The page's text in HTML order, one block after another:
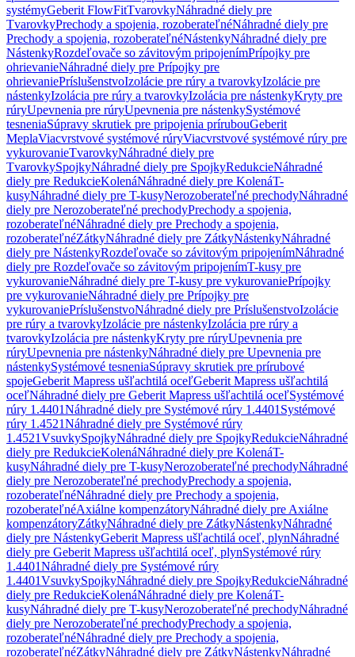
systémyGeberit FlowFitTvarovkyNáhradné diely pre
TvarovkyPrechody a spojenia, rozoberateľnéNáhradné diely pre
Prechody a spojenia, rozoberateľnéNástenkyNáhradné diely pre
NástenkyRozdeľovače so závitovým pripojenímPrípojky pre
ohrievanieNáhradné diely pre Prípojky pre
ohrievaniePríslušenstvoIzolácie pre rúry a tvarovkyIzolácie pre
nástenkyIzolácia pre rúry a tvarovkyIzolácia pre nástenkyKryty pre
rúryUpevnenia pre rúryUpevnenia pre nástenkySystémové
tesneniaSúpravy skrutiek pre pripojenia prírubouGeberit
MeplaViacvrstvové systémové rúryViacvrstvové systémové rúry pre
vykurovanieTvarovkyNáhradné diely pre
TvarovkySpojkyNáhradné diely pre SpojkyRedukcieNáhradné
diely pre RedukcieKolenáNáhradné diely pre KolenáT-
kusyNáhradné diely pre T-kusyNerozoberateľné prechodyNáhradné
diely pre Nerozoberateľné prechodyPrechody a spojenia,
rozoberateľnéNáhradné diely pre Prechody a spojenia,
rozoberateľnéZátkyNáhradné diely pre ZátkyNástenkyNáhradné
diely pre NástenkyRozdeľovače so závitovým pripojenímNáhradné
diely pre Rozdeľovače so závitovým pripojenímT-kusy pre
vykurovanieNáhradné diely pre T-kusy pre vykurovaniePrípojky
pre vykurovanieNáhradné diely pre Prípojky pre
vykurovaniePríslušenstvoNáhradné diely pre PríslušenstvoIzolácie
pre rúry a tvarovkyIzolácie pre nástenkyIzolácia pre rúry a
tvarovkyIzolácia pre nástenkyKryty pre rúryUpevnenia pre
rúryUpevnenia pre nástenkyNáhradné diely pre Upevnenia pre
nástenkySystémové tesneniaSúpravy skrutiek pre prírubové
spojeGeberit Mapress ušľachtilá oceľGeberit Mapress ušľachtilá
oceľNáhradné diely pre Geberit Mapress ušľachtilá oceľSystémové
rúry 1.4401Náhradné diely pre Systémové rúry 1.4401 Systémové
rúry 1.4521Náhradné diely pre Systémové rúry
1.4521VsuvkySpojkyNáhradné diely pre SpojkyRedukcieNáhradné
diely pre RedukcieKolenáNáhradné diely pre KolenáT-
kusyNáhradné diely pre T-kusyNerozoberateľné prechodyNáhradné
diely pre Nerozoberateľné prechodyPrechody a spojenia,
rozoberateľnéNáhradné diely pre Prechody a spojenia,
rozoberateľnéAxiálne kompenzátoryNáhradné diely pre Axiálne
kompenzátoryZátkyNáhradné diely pre ZátkyNástenkyNáhradné
diely pre NástenkyGeberit Mapress ušľachtilá oceľ, plynNáhradné
diely pre Geberit Mapress ušľachtilá oceľ, plynSystémové rúry
1.4401Náhradné diely pre Systémové rúry
1.4401VsuvkySpojkyNáhradné diely pre SpojkyRedukcieNáhradné
diely pre RedukcieKolenáNáhradné diely pre KolenáT-
kusyNáhradné diely pre T-kusyNerozoberateľné prechodyNáhradné
diely pre Nerozoberateľné prechodyPrechody a spojenia,
rozoberateľnéNáhradné diely pre Prechody a spojenia,
rozoberateľnéZátkyNáhradné diely pre ZátkyNástenkyNáhradné